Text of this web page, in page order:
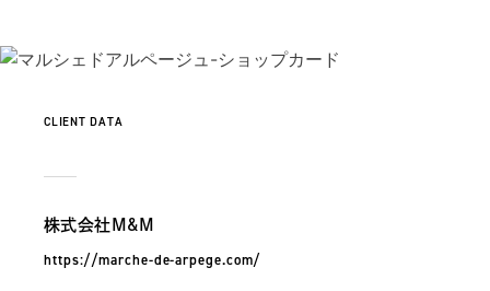
CLIENT DATA
株式会社M&M
https://marche-de-arpege.com/